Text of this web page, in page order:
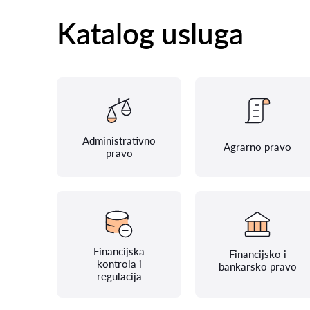
Katalog usluga
Administrativno
pravo
Agrarno pravo
Financijska
kontrola i
regulacija
Financijsko i
bankarsko pravo